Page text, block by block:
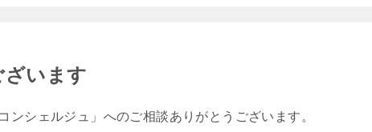
います
シェルジュ」へのご相談ありがとうございます。